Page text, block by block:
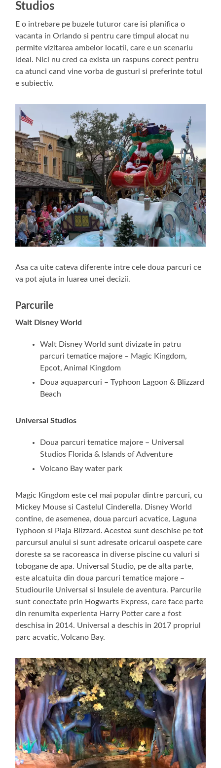
Studios
E o intrebare pe buzele tuturor care isi planifica o
vacanta in Orlando si pentru care timpul alocat nu
permite vizitarea ambelor locatii, care e un scenariu
ideal. Nici nu cred ca exista un raspuns corect pentru
ca atunci cand vine vorba de gusturi si preferinte totul
e subiectiv.
Asa ca uite cateva diferente intre cele doua parcuri ce
va pot ajuta in luarea unei decizii.
Parcurile
Walt Disney World
Walt Disney World sunt divizate in patru
parcuri tematice majore – Magic Kingdom,
Epcot, Animal Kingdom
Doua aquaparcuri – Typhoon Lagoon & Blizzard
Beach
Universal Studios
Doua parcuri tematice majore – Universal
Studios Florida & Islands of Adventure
Volcano Bay water park
Magic Kingdom este cel mai popular dintre parcuri, cu
Mickey Mouse si Castelul Cinderella. Disney World
contine, de asemenea, doua parcuri acvatice, Laguna
Typhoon si Plaja Blizzard. Acestea sunt deschise pe tot
parcursul anului si sunt adresate oricarui oaspete care
doreste sa se racoreasca in diverse piscine cu valuri si
tobogane de apa. Universal Studio, pe de alta parte,
este alcatuita din doua parcuri tematice majore –
Studiourile Universal si Insulele de aventura. Parcurile
sunt conectate prin Hogwarts Express, care face parte
din renumita experienta Harry Potter care a fost
deschisa in 2014. Universal a deschis in 2017 propriul
parc acvatic, Volcano Bay.